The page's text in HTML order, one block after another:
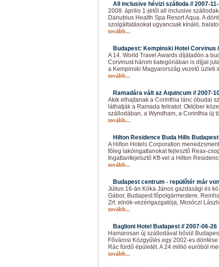
All inclusive hévizi szálloda //2007-
2008. április 1-jétől all inclusive
Danubius Health Spa Resort Aqua. A
szolgáltatásokat ugyancsak kínáló,
tovább...
Budapest: Kempinski Hotel Corvinus
A 14. World Travel Awards díjátadón a
Corvinust három kategóriában is díjjal
a Kempinski Magyarország vezető üzleti
tovább...
Ramadára vált az Aquincum //2007-
Akik elhajtanak a Corinthia lánc óbudai
láthatják a Ramada feliratot. Október
szállodában, a Wyndham, a Corinthia új
tovább...
Hilton Residence Buda Hills
A Hilton Hotels Corporation
főleg lakóingatlanokat fejlesztő Reax-
Ingatlanfejelsztő Kft-vel a Hilton
tovább...
Budapest centrum - repülőtér már
Július 16-án Kóka János gazdasági és
Gábor, Budapest főpolgármestere,
Zrt. elnök-vezérigazgatója, Mosóczi
tovább...
Baglioni Hotel Budapest //2007-06-26
Hamarosan új szállodával bővül
Fővárosi Közgyűlés egy 2002-es
Rác fürdő épületét. A 24 millió euróból
tovább...